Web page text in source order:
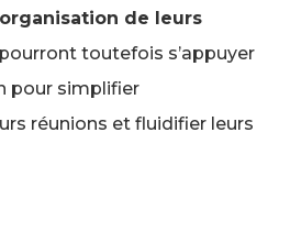
de leurs
toutefois s’appuyer
pour simplifier
réunions et fluidifier leurs